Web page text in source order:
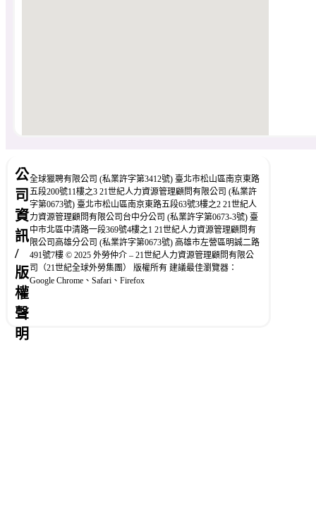
公
司
資
訊
/
版
權
聲
明
全球獵聘有限公司 (私業許字第3412號) 臺北市松山區南京東路
五段200號11樓之3 21世紀人力資源管理顧問有限公司 (私業許
字第0673號) 臺北市松山區南京東路五段63號3樓之2 21世紀人
力資源管理顧問有限公司台中分公司 (私業許字第0673-3號) 臺
中市北區中清路一段369號4樓之1 21世紀人力資源管理顧問有
限公司高雄分公司 (私業許字第0673號) 高雄市左營區明誠二路
491號7樓 © 2025 外勞仲介 – 21世紀人力資源管理顧問有限公
司（21世紀全球外勞集團） 版權所有 建議最佳瀏覽器：
Google Chrome、Safari、Firefox